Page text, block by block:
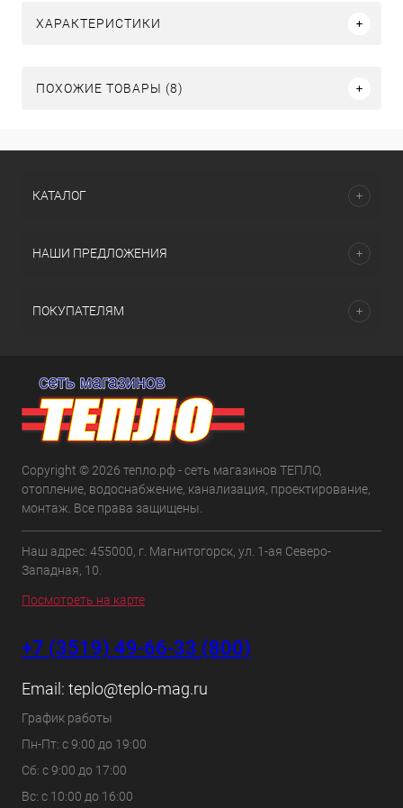
ХАРАКТЕРИСТИКИ
ПОХОЖИЕ ТОВАРЫ (8)
КАТАЛОГ
НАШИ ПРЕДЛОЖЕНИЯ
ПОКУПАТЕЛЯМ
Copyright © 2026 тепло.рф - сеть магазинов ТЕПЛО,
отопление, водоснабжение, канализация, проектирование,
монтаж. Все права защищены.
Наш адрес: 455000, г. Магнитогорск, ул. 1-ая Северо-
Западная, 10.
Посмотреть на карте
+7 (3519) 49-66-33 (800)
Email: teplo@teplo-mag.ru
График работы
Пн-Пт: с 9:00 до 19:00
Сб: с 9:00 до 17:00
Вс: с 10:00 до 16:00